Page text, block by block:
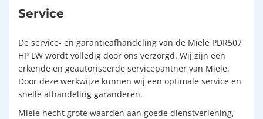
Service
De service- en garantieafhandeling van de Miele PDR507
HP LW wordt volledig door ons verzorgd. Wij zijn een
erkende en geautoriseerde servicepantner van Miele.
Door deze werkwijze kunnen wij een optimale service en
snelle afhandeling garanderen.
Miele hecht grote waarden aan goede dienstverlening,